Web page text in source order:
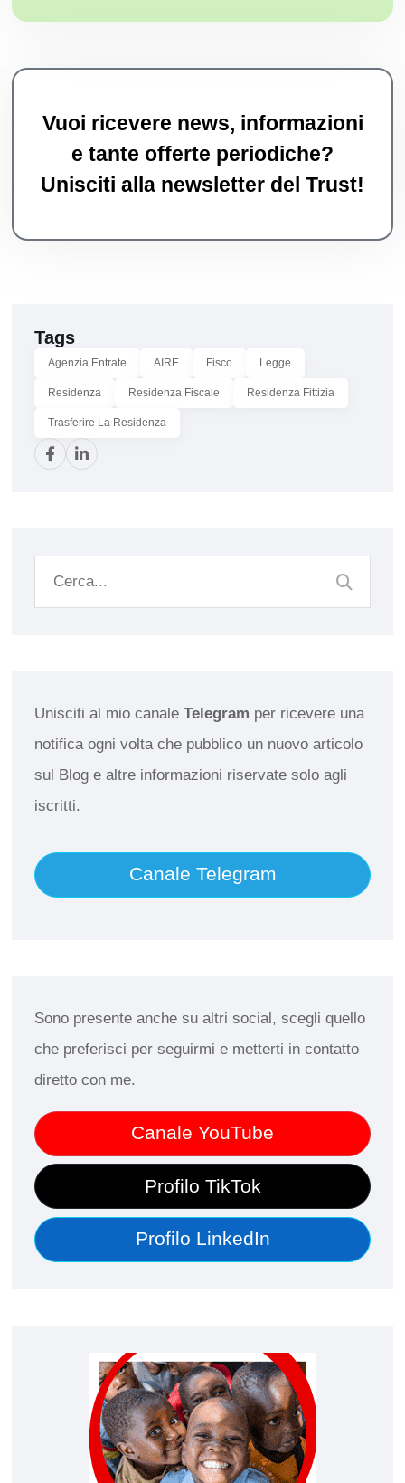
Vuoi ricevere news, informazioni
e tante offerte periodiche?
Unisciti alla newsletter del Trust!
Tags
Agenzia Entrate AIRE Fisco Legge
Residenza Residenza Fiscale Residenza Fittizia
Trasferire La Residenza
Unisciti al mio canale Telegram per ricevere una
notifica ogni volta che pubblico un nuovo articolo
sul Blog e altre informazioni riservate solo agli
iscritti.
Canale Telegram
Sono presente anche su altri social, scegli quello
che preferisci per seguirmi e metterti in contatto
diretto con me.
Canale YouTube
Profilo TikTok
Profilo LinkedIn